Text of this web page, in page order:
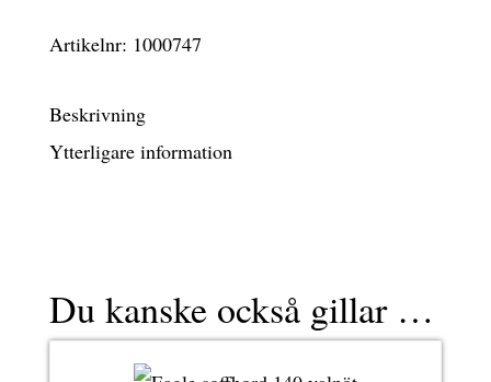
380 kr.
mängd
Artikelnr: 1000747
Beskrivning
Ytterligare information
Du kanske också gillar …